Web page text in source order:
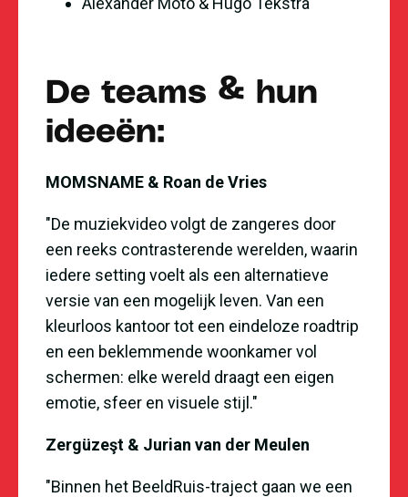
De teams & hun
ideeën:
MOMSNAME & Roan de Vries
"De muziekvideo volgt de zangeres door
een reeks contrasterende werelden, waarin
iedere setting voelt als een alternatieve
versie van een mogelijk leven. Van een
kleurloos kantoor tot een eindeloze roadtrip
en een beklemmende woonkamer vol
schermen: elke wereld draagt een eigen
emotie, sfeer en visuele stijl."
Zergüzeşt & Jurian van der Meulen
"Binnen het BeeldRuis-traject gaan we een